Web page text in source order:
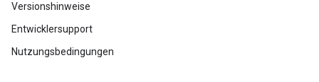
Versionshinweise
Entwicklersupport
Nutzungsbedingungen